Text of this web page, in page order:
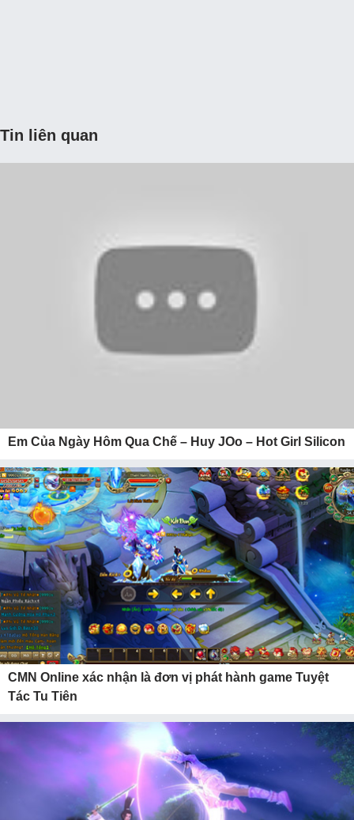
Tin liên quan
Em Của Ngày Hôm Qua Chế – Huy JOo – Hot Girl Silicon
CMN Online xác nhận là đơn vị phát hành game Tuyệt
Tác Tu Tiên